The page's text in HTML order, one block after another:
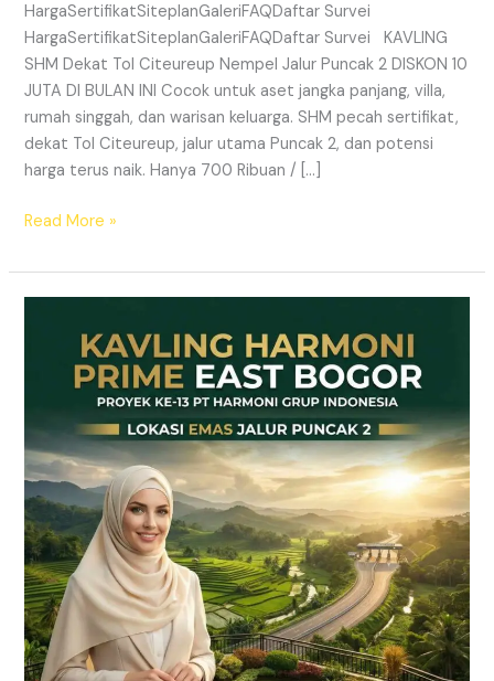
HargaSertifikatSiteplanGaleriFAQDaftar Survei
HargaSertifikatSiteplanGaleriFAQDaftar Survei KAVLING
SHM Dekat Tol Citeureup Nempel Jalur Puncak 2 DISKON 10
JUTA DI BULAN INI Cocok untuk aset jangka panjang, villa,
rumah singgah, dan warisan keluarga. SHM pecah sertifikat,
dekat Tol Citeureup, jalur utama Puncak 2, dan potensi
harga terus naik. Hanya 700 Ribuan / […]
Read More »
–
Prime
East
Bogor
Jalur
Wisata
Puncak
2